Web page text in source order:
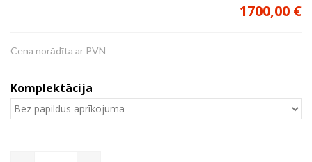
1700,00 €
Cena norādīta ar PVN
Komplektācija